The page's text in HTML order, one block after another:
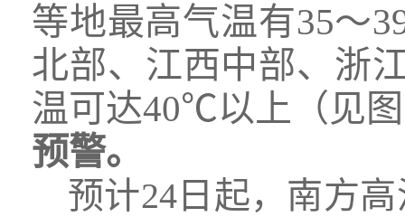
等地最高气温有35～
北部、江西中部、浙
温可达40℃以上（见
预警。
预计24日起，南方